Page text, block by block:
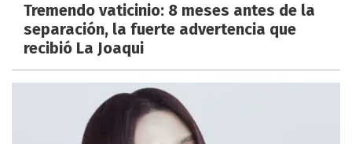
Tremendo vaticinio: 8 meses antes de la
separación, la fuerte advertencia que
recibió La Joaqui